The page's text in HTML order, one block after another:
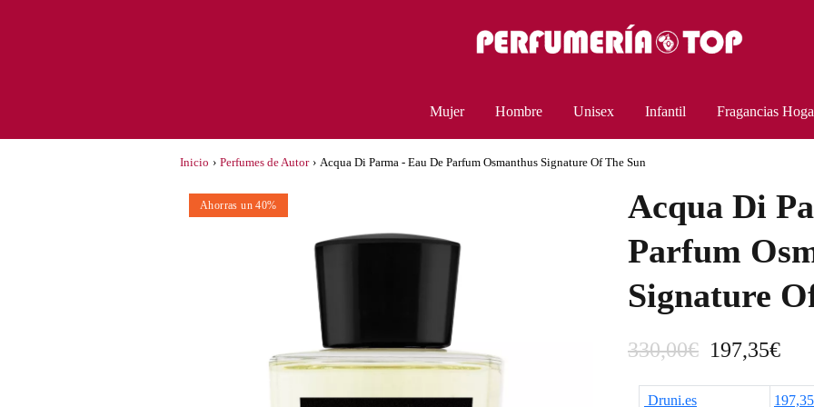
Mujer Hombre Unisex Infantil Fragancias
Inicio › Perfumes de Autor › Acqua Di Parma - Eau De Parfum Osmanthus Signature Of The Sun
Ahorras un 40%
Acqua Di
Parfum
Signature
330,00€ E
l
197,35€E
l
Druni.es